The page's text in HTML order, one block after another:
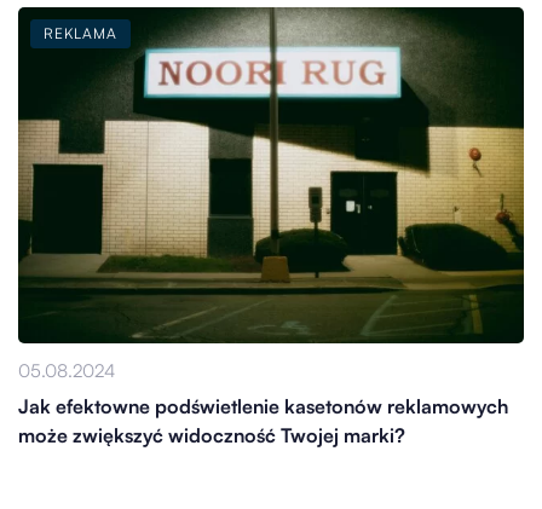
REKLAMA
05.08.2024
Jak efektowne podświetlenie kasetonów reklamowych
może zwiększyć widoczność Twojej marki?